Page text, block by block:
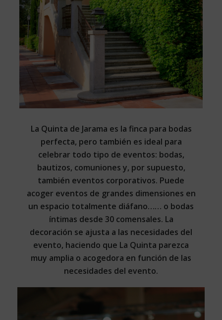
La Quinta de Jarama es la finca para bodas
perfecta, pero también es ideal para
celebrar todo tipo de eventos: bodas,
bautizos, comuniones y, por supuesto,
también eventos corporativos. Puede
acoger eventos de grandes dimensiones en
un espacio totalmente diáfano…… o bodas
íntimas desde 30 comensales. La
decoración se ajusta a las necesidades del
evento, haciendo que La Quinta parezca
muy amplia o acogedora en función de las
necesidades del evento.